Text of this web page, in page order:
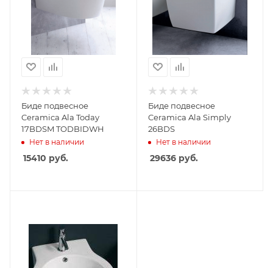
Биде подвесное
Ceramica Ala Today
17BDSM TODBIDWH
Нет в наличии
15410 руб.
Биде подвесное
Ceramica Ala Simply
26BDS
Нет в наличии
29636руб.